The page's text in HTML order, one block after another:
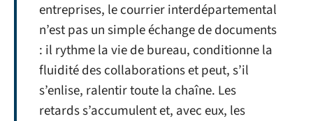
entreprises, le courrier interdépartemental
n’est pas un simple échange de documents
: il rythme la vie de bureau, conditionne la
fluidité des collaborations et peut, s’il
s’enlise, ralentir toute la chaîne. Les
retards s’accumulent et, avec eux, les